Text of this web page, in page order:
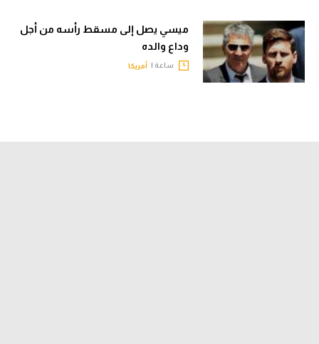
ميسي يصل إلى مسقط رأسه من أجل
وداع والده
ساعة | أمريكا